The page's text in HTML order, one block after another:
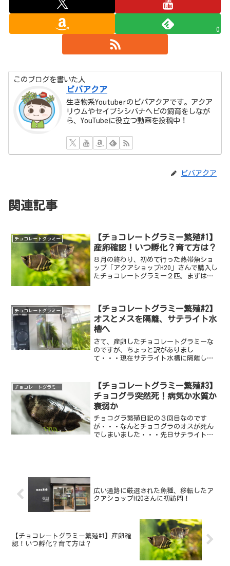
0
このブログを書いた人
ビバアクア
生き物系Youtuberのビバアクアです。アクア
リウムやセイブシシバナヘビの飼育をしなが
ら、YouTubeに役立つ動画を投稿中！
ビバアクア
関連記事
チョコレートグラミー
【チョコレートグラミー繁殖#1】
産卵確認！いつ孵化？育て方は？
８月の終わり、初めて行った熱帯魚ショ
ップ「アクアショップH2O」さんで購入し
たチョコレートグラミー２匹。まずは慎
コレートグラミーの産卵...
チョコレートグラミー
【チョコレートグラミー繁殖#2】
オスとメスを隔離、サテライト水
槽へ
さて、産卵したチョコレートグラミーな
のですが、ちょっと訳がありまし
て・・・現在サテライト水槽に隔離して
体をサテライトに移動久しぶりのサテラ
イトSの出番です。スドー 外掛...
チョコレートグラミー
【チョコレートグラミー繁殖#3】
チョコグラ突然死！病気か水質か
衰弱か
チョコグラ繁殖日記の３回目なのです
が・・・なんとチョコグラのオスが死ん
でしまいました・・・先日サテライトに
広い通路に厳選された魚種、移転したア
クアショップH2Oさんに初訪問！
【チョコレートグラミー繁殖#1】産卵確
認！いつ孵化？育て方は？